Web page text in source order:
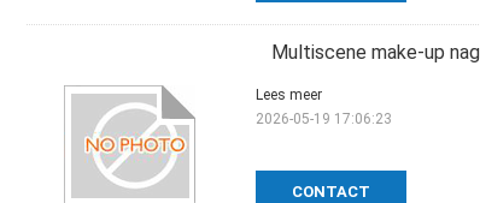
Multiscene make-up
CONTACT
Lees meer
2026-05-19 17:06:23